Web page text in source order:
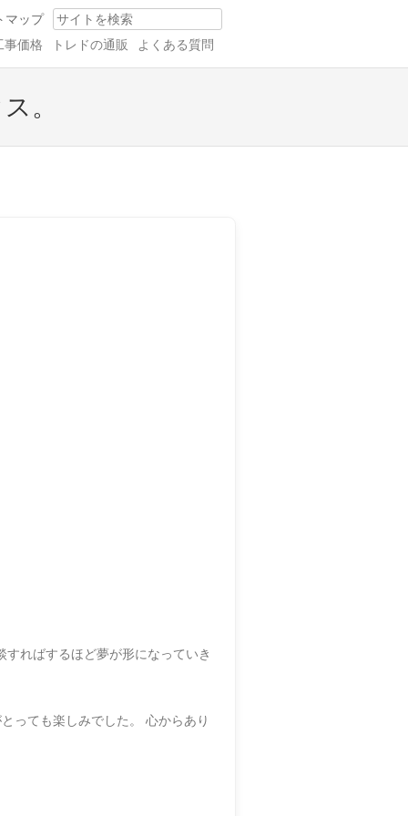
Search
マップ
事価格
トレドの通販 よくある質問
。
ればするほど夢が形になっていき
っても楽しみでした。 心からあり